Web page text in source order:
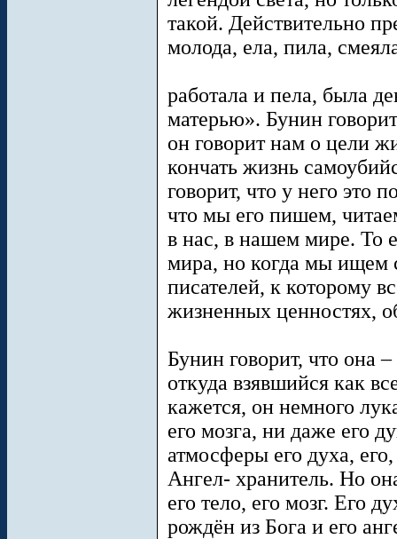
такой. Действительно
молода, ела, пила,
работала и пела, была
матерью». Бунин
он говорит нам о цели
кончать жизнь
говорит, что у него это
что мы его пишем,
в нас, в нашем мире. То
мира, но когда мы ищем
писателей, к которому
жизненных ценностях,
Бунин говорит, что она
откуда взявшийся как
кажется, он немного
его мозга, ни даже его
атмосферы его духа,
Ангел- хранитель. Но
его тело, его мозг. Его
рождён из Бога и его